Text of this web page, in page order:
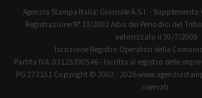
Agenzia Stampa Italia: Giornale A.S.I. -
Registrazione N° 33/2002 Albo dei Periodici del
autorizzato il 30/7/2009
Iscrizione Registro Operatori della
Partita IVA: 03125390546 - Iscritta al registro delle
PG 273151 Copyright © 2002 - 2026
riservati.